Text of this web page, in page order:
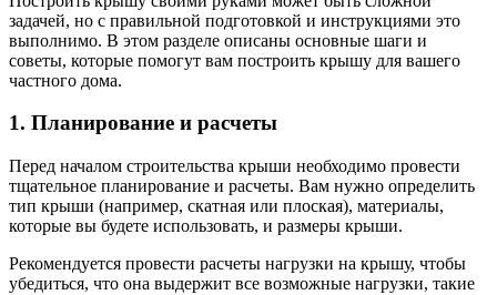
задачей, но с правильной подготовкой и инструкциями это
выполнимо. В этом разделе описаны основные шаги и
советы, которые помогут вам построить крышу для вашего
частного дома.
1. Планирование и расчеты
Перед началом строительства крыши необходимо провести
тщательное планирование и расчеты. Вам нужно определить
тип крыши (например, скатная или плоская), материалы,
которые вы будете использовать, и размеры крыши.
Рекомендуется провести расчеты нагрузки на крышу, чтобы
убедиться, что она выдержит все возможные нагрузки, такие